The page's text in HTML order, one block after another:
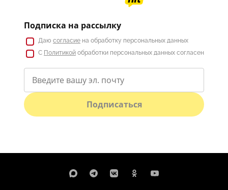
Подписка на рассылку
Даю согласие на обработку персональных данных
С Политикой обработки персональных данных согласен
Подписаться